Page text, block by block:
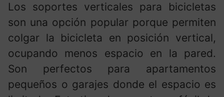
Los soportes verticales para bicicletas
son una opción popular porque permiten
colgar la bicicleta en posición vertical,
ocupando menos espacio en la pared.
Son perfectos para apartamentos
pequeños o garajes donde el espacio es